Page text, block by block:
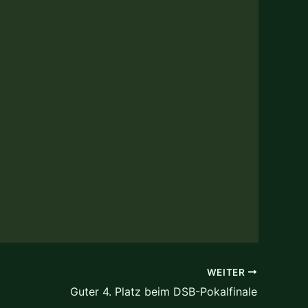
WEITER
Guter 4. Platz beim DSB-Pokalfinale